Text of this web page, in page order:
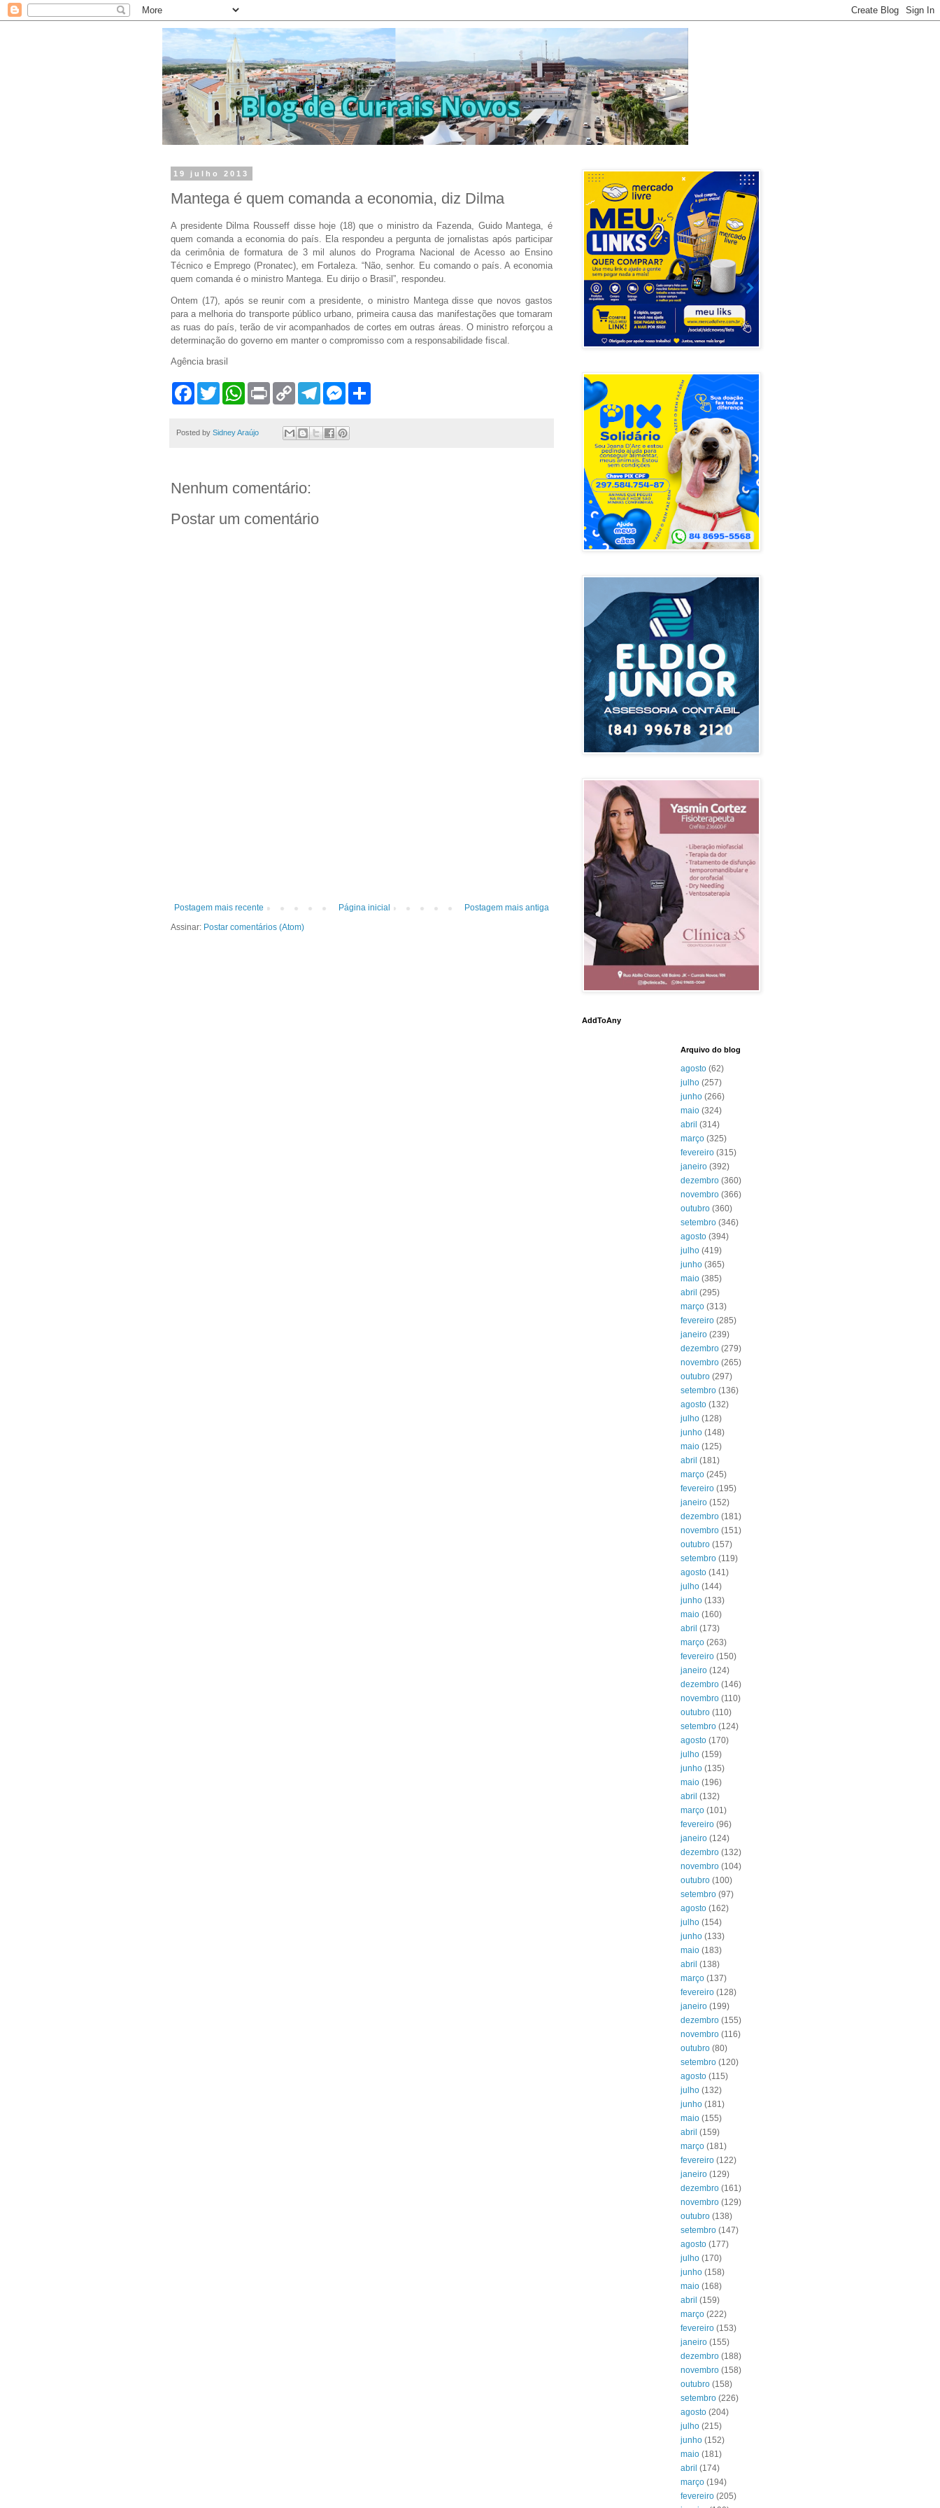
19 julho 2013
Mantega é quem comanda a economia, diz Dilma
A presidente Dilma Rousseff disse hoje (18) que o ministro da Fazenda, Guido Mantega, é
quem comanda a economia do país. Ela respondeu a pergunta de jornalistas após participar
da cerimônia de formatura de 3 mil alunos do Programa Nacional de Acesso ao Ensino
Técnico e Emprego (Pronatec), em Fortaleza. “Não, senhor. Eu comando o país. A economia
quem comanda é o ministro Mantega. Eu dirijo o Brasil”, respondeu.
Ontem (17), após se reunir com a presidente, o ministro Mantega disse que novos gastos
para a melhoria do transporte público urbano, primeira causa das manifestações que tomaram
as ruas do país, terão de vir acompanhados de cortes em outras áreas. O ministro reforçou a
determinação do governo em manter o compromisso com a responsabilidade fiscal.
Agência brasil
b
w
t
W
s
e
Posted by Sidney Araújo
Nenhum comentário:
Postar um comentário
Postagem mais recente Postagem mais antiga
Página inicial
Assinar: Postar comentários (Atom)
AddToAny
Arquivo do blog
agosto (62)
julho (257)
junho (266)
maio (324)
abril (314)
março (325)
fevereiro (315)
janeiro (392)
dezembro (360)
novembro (366)
outubro (360)
setembro (346)
agosto (394)
julho (419)
junho (365)
maio (385)
abril (295)
março (313)
fevereiro (285)
janeiro (239)
dezembro (279)
novembro (265)
outubro (297)
setembro (136)
agosto (132)
julho (128)
junho (148)
maio (125)
abril (181)
março (245)
fevereiro (195)
janeiro (152)
dezembro (181)
novembro (151)
outubro (157)
setembro (119)
agosto (141)
julho (144)
junho (133)
maio (160)
abril (173)
março (263)
fevereiro (150)
janeiro (124)
dezembro (146)
novembro (110)
outubro (110)
setembro (124)
agosto (170)
julho (159)
junho (135)
maio (196)
abril (132)
março (101)
fevereiro (96)
janeiro (124)
dezembro (132)
novembro (104)
outubro (100)
setembro (97)
agosto (162)
julho (154)
junho (133)
maio (183)
abril (138)
março (137)
fevereiro (128)
janeiro (199)
dezembro (155)
novembro (116)
outubro (80)
setembro (120)
agosto (115)
julho (132)
junho (181)
maio (155)
abril (159)
março (181)
fevereiro (122)
janeiro (129)
dezembro (161)
novembro (129)
outubro (138)
setembro (147)
agosto (177)
julho (170)
junho (158)
maio (168)
abril (159)
março (222)
fevereiro (153)
janeiro (155)
dezembro (188)
novembro (158)
outubro (158)
setembro (226)
agosto (204)
julho (215)
junho (152)
maio (181)
abril (174)
março (194)
fevereiro (205)